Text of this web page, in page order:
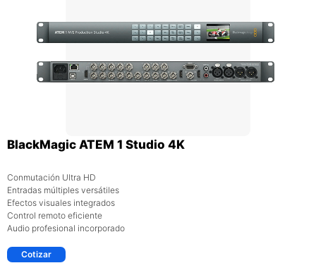
BlackMagic ATEM 1 Studio 4K
Conmutación Ultra HD
Entradas múltiples versátiles
Efectos visuales integrados
Control remoto eficiente
Audio profesional incorporado
Cotizar